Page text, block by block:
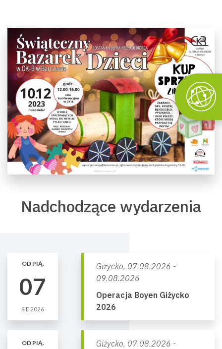
Nadchodzące wydarzenia
OD PIĄ.
07
SIE 2026
Giżycko, 07.08.2026 -
09.08.2026
Operacja Boyen Giżycko
2026
OD PIĄ. Giżycko, 07.08.2026 -